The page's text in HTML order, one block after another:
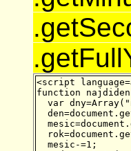
<script
function
var
  mesic-=1;